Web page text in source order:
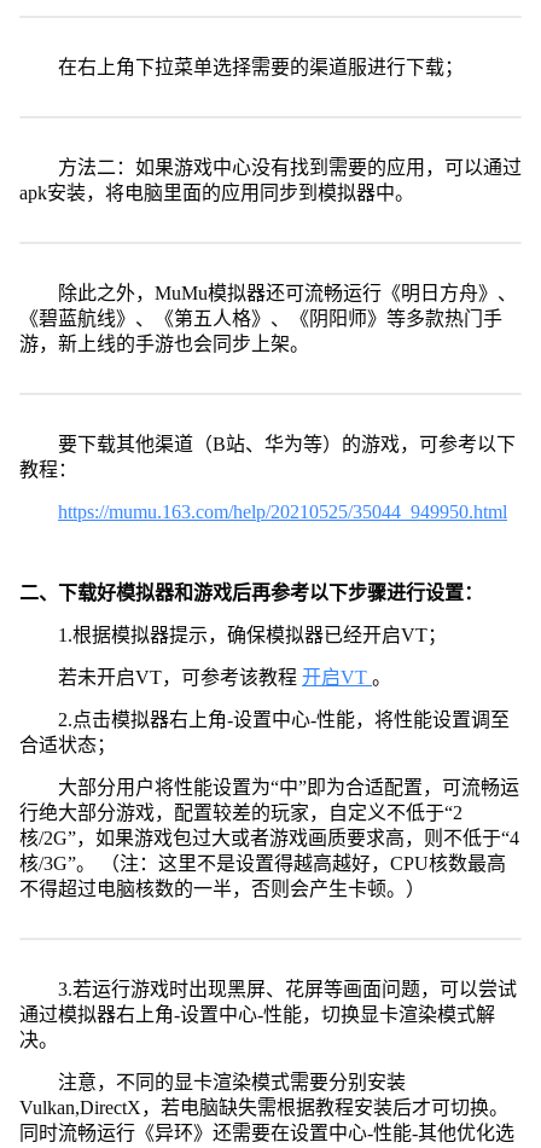
在右上角下拉菜单选择需要的渠道服进行下载；
方法二：如果游戏中心没有找到需要的应用，可以通过
apk安装，将电脑里面的应用同步到模拟器中。
除此之外，MuMu模拟器还可流畅运行《明日方舟》、
《碧蓝航线》、《第五人格》、《阴阳师》等多款热门手
游，新上线的手游也会同步上架。
要下载其他渠道（B站、华为等）的游戏，可参考以下
教程：
https://mumu.163.com/help/20210525/35044_949950.html
二、下载好模拟器和游戏后再参考以下步骤进行设置：
1.根据模拟器提示，确保模拟器已经开启VT；
若未开启VT，可参考该教程 开启VT 。
2.点击模拟器右上角-设置中心-性能，将性能设置调至
合适状态；
大部分用户将性能设置为“中”即为合适配置，可流畅运
行绝大部分游戏，配置较差的玩家，自定义不低于“2
核/2G”，如果游戏包过大或者游戏画质要求高，则不低于“4
核/3G”。 （注：这里不是设置得越高越好，CPU核数最高
不得超过电脑核数的一半，否则会产生卡顿。）
3.若运行游戏时出现黑屏、花屏等画面问题，可以尝试
通过模拟器右上角-设置中心-性能，切换显卡渲染模式解
决。
注意，不同的显卡渲染模式需要分别安装
Vulkan,DirectX，若电脑缺失需根据教程安装后才可切换。
同时流畅运行《异环》还需要在设置中心-性能-其他优化选